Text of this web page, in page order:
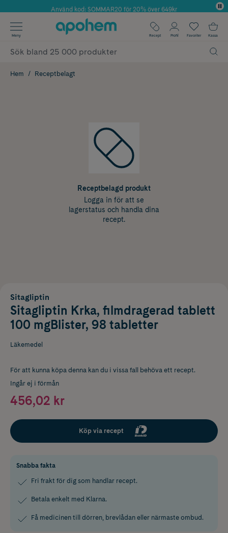
Årets Butik 2025 inom Skönhet
Använd kod: SOMMAR20 för 20% över 649kr
✓ Fri frakt
✓ Poäng på alla köp*
Meny Recept Profil Favoriter Kassa
Hem Receptbelagt
Receptbelagd produkt
Logga in för att se
lagerstatus och handla dina
recept.
Sitagliptin
Sitagliptin Krka, filmdragerad tablett
100 mgBlister, 98 tabletter
Läkemedel
För att kunna köpa denna kan du i vissa fall behöva ett recept.
Ingår ej i förmån
456,02 kr
Köp via recept
Snabba fakta
Fri frakt för dig som handlar recept.
Betala enkelt med Klarna.
Få medicinen till dörren, brevlådan eller närmaste ombud.